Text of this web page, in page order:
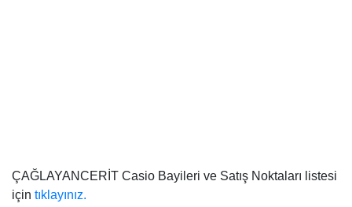
ÇAĞLAYANCERİT Casio Bayileri ve Satış Noktaları listesi
için tıklayınız.